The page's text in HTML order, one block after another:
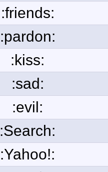
:friends:
:pardon:
:kiss:
:sad:
:evil:
:Search:
:Yahoo!: